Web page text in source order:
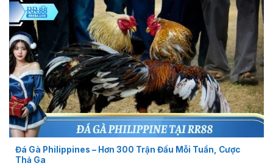
Đá Gà Philippines – Hơn 300 Trận Đấu Mỗi Tuần, Cược
Thả Ga